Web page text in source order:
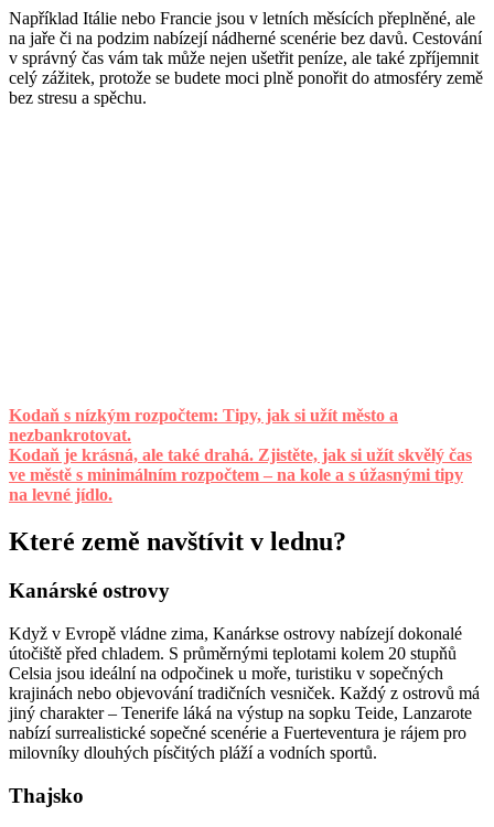
Například Itálie nebo Francie jsou v letních měsících přeplněné, ale
na jaře či na podzim nabízejí nádherné scenérie bez davů. Cestování
v správný čas vám tak může nejen ušetřit peníze, ale také zpříjemnit
celý zážitek, protože se budete moci plně ponořit do atmosféry země
bez stresu a spěchu.
Kodaň s nízkým rozpočtem: Tipy, jak si užít město a
nezbankrotovat.
Kodaň je krásná, ale také drahá. Zjistěte, jak si užít skvělý čas
ve městě s minimálním rozpočtem – na kole a s úžasnými tipy
na levné jídlo.
Které země navštívit v lednu?
Kanárské ostrovy
Když v Evropě vládne zima, Kanárkse ostrovy nabízejí dokonalé
útočiště před chladem. S průměrnými teplotami kolem 20 stupňů
Celsia jsou ideální na odpočinek u moře, turistiku v sopečných
krajinách nebo objevování tradičních vesniček. Každý z ostrovů má
jiný charakter – Tenerife láká na výstup na sopku Teide, Lanzarote
nabízí surrealistické sopečné scenérie a Fuerteventura je rájem pro
milovníky dlouhých písčitých pláží a vodních sportů.
Thajsko